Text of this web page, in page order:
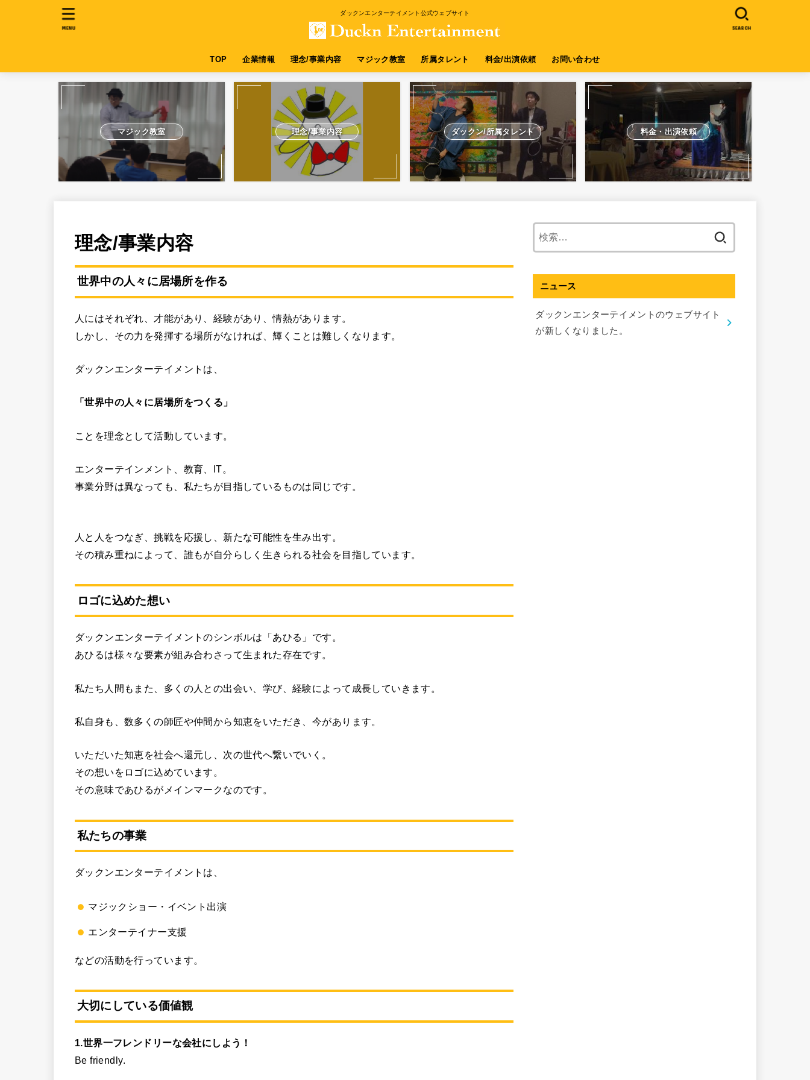
ダックンエンターテイメント公式ウェブサイト
TOP 企業情報 理念/事業内容 マジック教室 所属タレント 料金/出演依頼 お問い合わせ
SEARCH
MENU
マジック教室 理念/事業内容 ダックン/所属タレント 料金・出演依頼
理念/事業内容
世界中の人々に居場所を作る
人にはそれぞれ、才能があり、経験があり、情熱があります。
しかし、その力を発揮する場所がなければ、輝くことは難しくなります。
ダックンエンターテイメントは、
「世界中の人々に居場所をつくる」
ことを理念として活動しています。
エンターテインメント、教育、IT。
事業分野は異なっても、私たちが目指しているものは同じです。
人と人をつなぎ、挑戦を応援し、新たな可能性を生み出す。
その積み重ねによって、誰もが自分らしく生きられる社会を目指しています。
ロゴに込めた想い
ダックンエンターテイメントのシンボルは「あひる」です。
あひるは様々な要素が組み合わさって生まれた存在です。
私たち人間もまた、多くの人との出会い、学び、経験によって成長していきます。
私自身も、数多くの師匠や仲間から知恵をいただき、今があります。
いただいた知恵を社会へ還元し、次の世代へ繋いでいく。
その想いをロゴに込めています。
その意味であひるがメインマークなのです。
私たちの事業
ダックンエンターテイメントは、
マジックショー・イベント出演
エンターテイナー支援
などの活動を行っています。
大切にしている価値観
1.世界一フレンドリーな会社にしよう！
Be friendly.
ニュース
ダックンエンターテイメントのウェブサイト
が新しくなりました。